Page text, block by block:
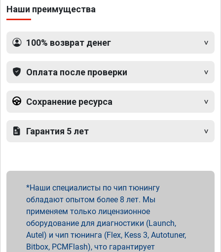
Наши преимущества
100% возврат денег
Оплата после проверки
Сохранение ресурса
Гарантия 5 лет
Наши специалисты по чип тюнингу
обладают опытом более 8 лет. Мы
применяем только лицензионное
оборудование для диагностики (Launch,
Autel) и чип тюнинга (Flex, Kess 3, Autotuner,
Bitbox, PCMFlash), что гарантирует